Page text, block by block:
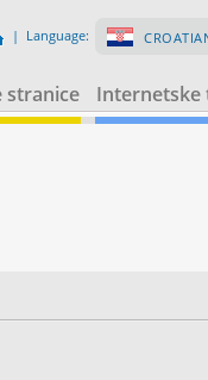
| Language:
stranice Internetske